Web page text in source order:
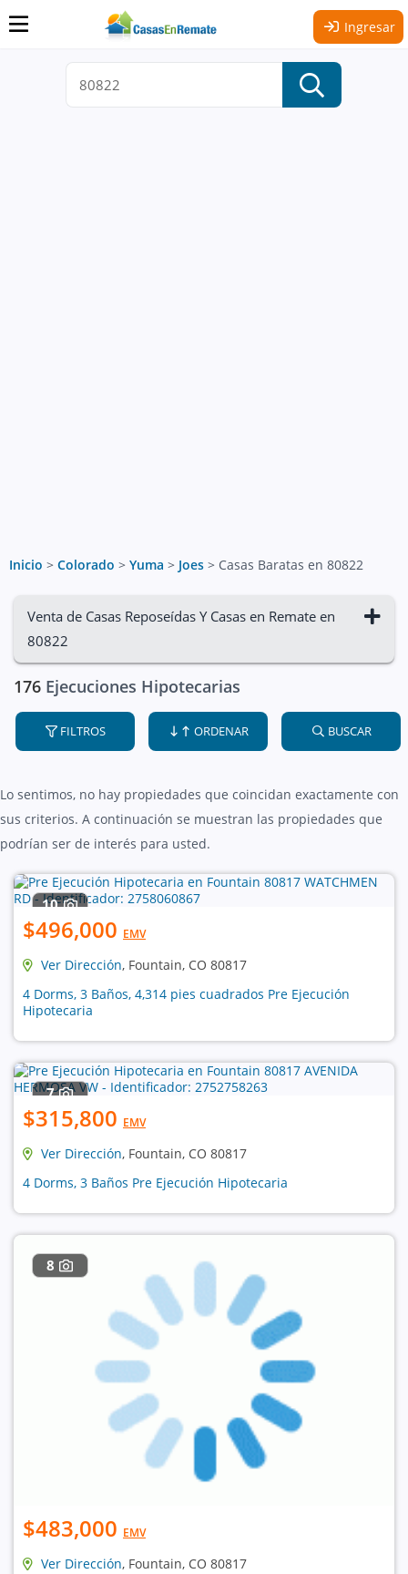
Ingresar
Inicio > Colorado > Yuma > Joes > Casas Baratas en 80822
Venta de Casas Reposeídas Y Casas en Remate en
80822
176 Ejecuciones Hipotecarias
FILTROS ORDENAR BUSCAR
Lo sentimos, no hay propiedades que coincidan exactamente con
sus criterios. A continuación se muestran las propiedades que
podrían ser de interés para usted.
10
$496,000 EMV
Ver Dirección, Fountain, CO 80817
4 Dorms, 3 Baños, 4,314 pies cuadrados Pre Ejecución
Hipotecaria
7
$315,800 EMV
Ver Dirección, Fountain, CO 80817
4 Dorms, 3 Baños Pre Ejecución Hipotecaria
8
$483,000 EMV
Ver Dirección, Fountain, CO 80817